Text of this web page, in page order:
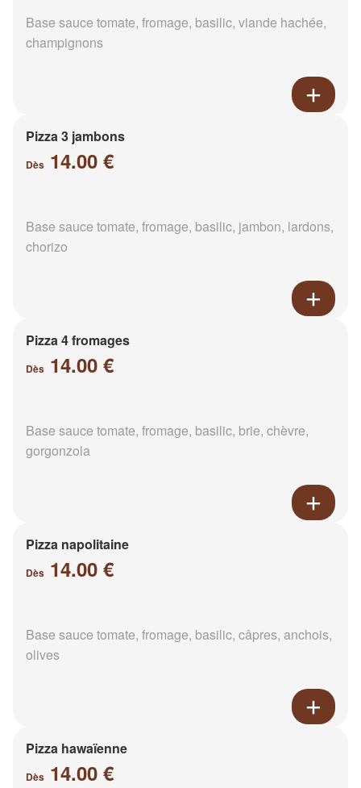
Base sauce tomate, fromage, basilic, viande hachée,
champignons
Pizza 3 jambons
Dès 14.00 €
Base sauce tomate, fromage, basilic, jambon, lardons,
chorizo
Pizza 4 fromages
Dès 14.00 €
Base sauce tomate, fromage, basilic, brie, chèvre,
gorgonzola
Pizza napolitaine
Dès 14.00 €
Base sauce tomate, fromage, basilic, câpres, anchois,
olives
Pizza hawaïenne
Dès 14.00 €